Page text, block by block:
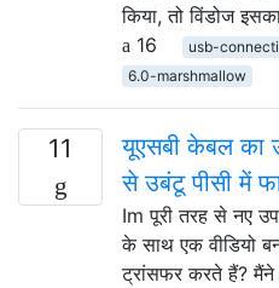
किया, तो विंडोज
16
usb-
6.0-marshmallow
11
यूएसबी केबल का
से उबंटू पीसी में
Im पूरी तरह से नए
के साथ एक वीडियो
ट्रांसफर करते हैं?